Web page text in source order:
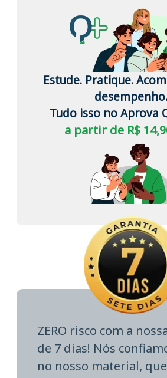
Estude. Pratique.
desempenho.
Tudo isso no Aprova
a partir de R$
ZERO risco com a
de 7 dias! Nós
no nosso material,